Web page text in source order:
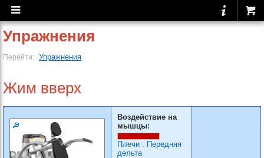
Упражнения
Перейти: Упражнения
Жим вверх
Воздействие на
мышцы:
Плечи : Передняя
дельта